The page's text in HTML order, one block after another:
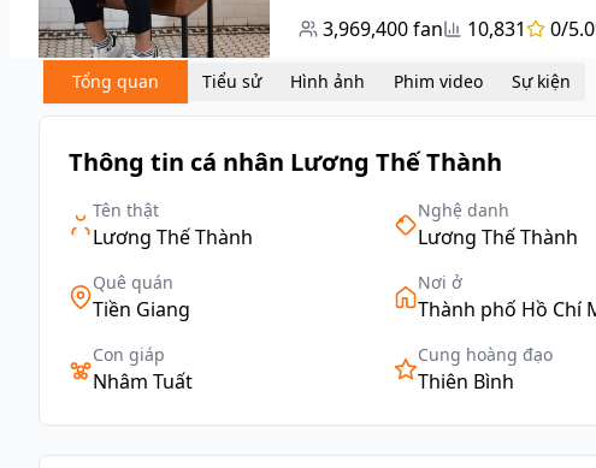
3,969,400fan 10,831 0/5.0
Tổng quan Tiểu sử Hình ảnh Phim video Sự kiện
Thông tin cá nhân Lương Thế Thành
Tên thật
Lương Thế Thành
Nghệ danh
Lương Thế Thành
Quê quán
Tiền Giang
Nơi ở
Thành phố Hồ Chí
Con giáp
Nhâm Tuất
Cung hoàng đạo
Thiên Bình